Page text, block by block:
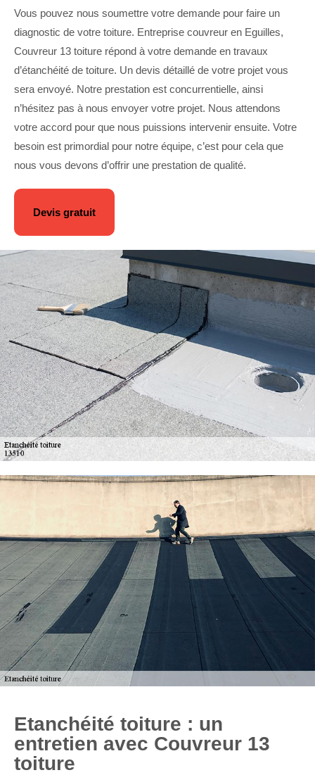
Vous pouvez nous soumettre votre demande pour faire un
diagnostic de votre toiture. Entreprise couvreur en Eguilles,
Couvreur 13 toiture répond à votre demande en travaux
d’étanchéité de toiture. Un devis détaillé de votre projet vous
sera envoyé. Notre prestation est concurrentielle, ainsi
n’hésitez pas à nous envoyer votre projet. Nous attendons
votre accord pour que nous puissions intervenir ensuite. Votre
besoin est primordial pour notre équipe, c’est pour cela que
nous vous devons d’offrir une prestation de qualité.
Devis gratuit
Etanchéité toiture : un
entretien avec Couvreur 13
toiture